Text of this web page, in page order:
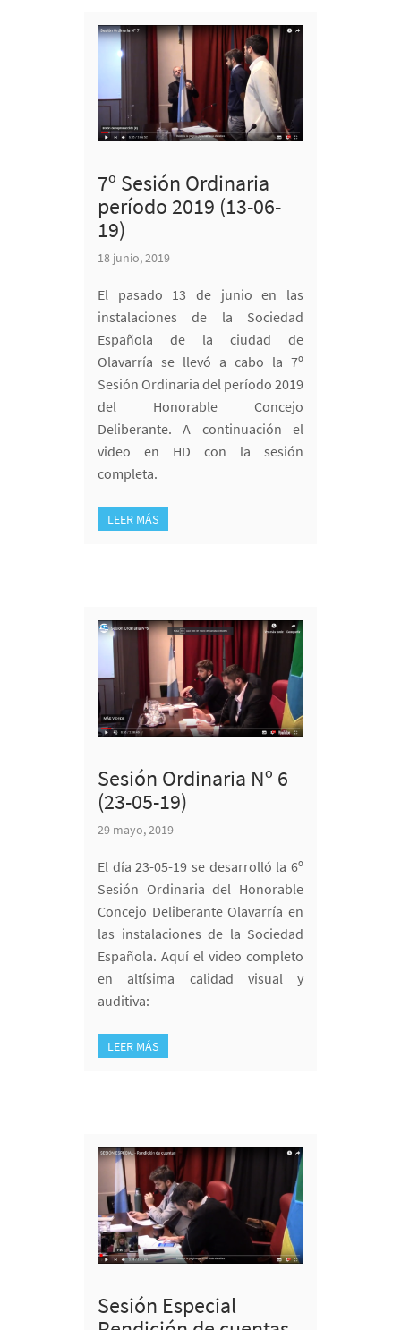
7º Sesión Ordinaria
período 2019 (13-06-
19)
18 junio, 2019
El pasado 13 de junio en las
instalaciones de la Sociedad
Española de la ciudad de
Olavarría se llevó a cabo la 7º
Sesión Ordinaria del período 2019
del Honorable Concejo
Deliberante. A continuación el
video en HD con la sesión
completa.
LEER MÁS
Sesión Ordinaria Nº 6
(23-05-19)
29 mayo, 2019
El día 23-05-19 se desarrolló la 6º
Sesión Ordinaria del Honorable
Concejo Deliberante Olavarría en
las instalaciones de la Sociedad
Española. Aquí el video completo
en altísima calidad visual y
auditiva:
LEER MÁS
Sesión Especial